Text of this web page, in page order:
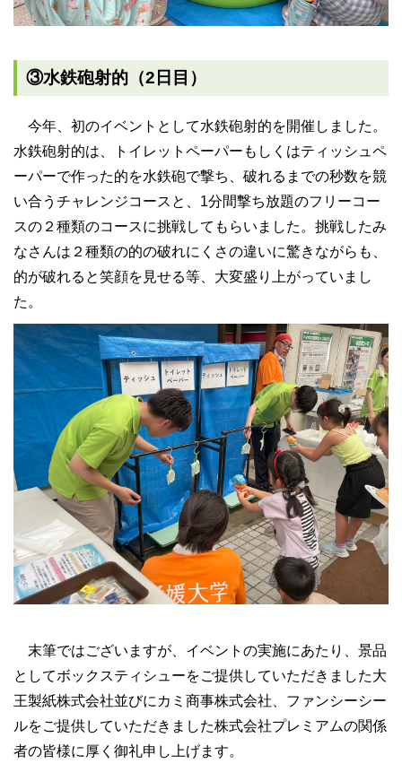
③水鉄砲射的（2日目）
今年、初のイベントとして水鉄砲射的を開催しました。
水鉄砲射的は、トイレットペーパーもしくはティッシュペ
ーパーで作った的を水鉄砲で撃ち、破れるまでの秒数を競
い合うチャレンジコースと、1分間撃ち放題のフリーコー
スの２種類のコースに挑戦してもらいました。挑戦したみ
なさんは２種類の的の破れにくさの違いに驚きながらも、
的が破れると笑顔を見せる等、大変盛り上がっていまし
た。
末筆ではございますが、イベントの実施にあたり、景品
としてボックスティシューをご提供していただきました大
王製紙株式会社並びにカミ商事株式会社、ファンシーシー
ルをご提供していただきました株式会社プレミアムの関係
者の皆様に厚く御礼申し上げます。